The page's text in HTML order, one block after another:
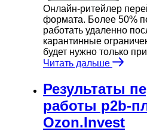
Онлайн-ритейлер
формата. Более 50%
работать удаленно
карантинные
будет нужно только
Читать дальше
Результаты
работы p2b-
Ozon.Invest